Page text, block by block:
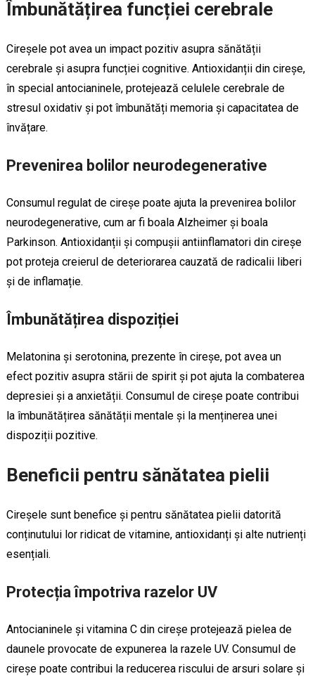
Îmbunătățirea funcției cerebrale
Cireșele pot avea un impact pozitiv asupra sănătății
cerebrale și asupra funcției cognitive. Antioxidanții din cireșe,
în special antocianinele, protejează celulele cerebrale de
stresul oxidativ și pot îmbunătăți memoria și capacitatea de
învățare.
Prevenirea bolilor neurodegenerative
Consumul regulat de cireșe poate ajuta la prevenirea bolilor
neurodegenerative, cum ar fi boala Alzheimer și boala
Parkinson. Antioxidanții și compușii antiinflamatori din cireșe
pot proteja creierul de deteriorarea cauzată de radicalii liberi
și de inflamație.
Îmbunătățirea dispoziției
Melatonina și serotonina, prezente în cireșe, pot avea un
efect pozitiv asupra stării de spirit și pot ajuta la combaterea
depresiei și a anxietății. Consumul de cireșe poate contribui
la îmbunătățirea sănătății mentale și la menținerea unei
dispoziții pozitive.
Beneficii pentru sănătatea pielii
Cireșele sunt benefice și pentru sănătatea pielii datorită
conținutului lor ridicat de vitamine, antioxidanți și alte nutrienți
esențiali.
Protecția împotriva razelor UV
Antocianinele și vitamina C din cireșe protejează pielea de
daunele provocate de expunerea la razele UV. Consumul de
cireșe poate contribui la reducerea riscului de arsuri solare și